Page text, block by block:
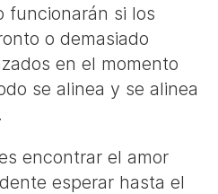
funcionarán si los
o demasiado
en el momento
se alinea y se alinea
encontrar el amor
esperar hasta el